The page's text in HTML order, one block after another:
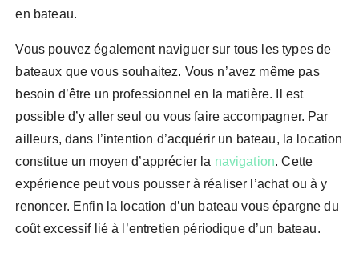
en bateau.
Vous pouvez également naviguer sur tous les types de
bateaux que vous souhaitez. Vous n’avez même pas
besoin d’être un professionnel en la matière. Il est
possible d’y aller seul ou vous faire accompagner. Par
ailleurs, dans l’intention d’acquérir un bateau, la location
constitue un moyen d’apprécier la navigation. Cette
expérience peut vous pousser à réaliser l’achat ou à y
renoncer. Enfin la location d’un bateau vous épargne du
coût excessif lié à l’entretien périodique d’un bateau.